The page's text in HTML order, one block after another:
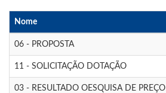
Nome
06 - PROPOSTA
11 - SOLICITAÇÃO DOTAÇÃO
03 - RESULTADO OESQUISA DE PREÇO